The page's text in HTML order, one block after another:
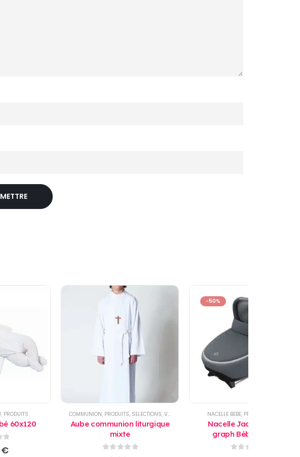
, PRODUITS
60x120
€
COMMUNION, PRODUITS, SELECTIONS, VÊTEMENT ENFANTS
Aube communion liturgique
mixte
-50%
NACELLE BEBE, PRODUITS
Nacelle Jade essential
graph Bébé Confort